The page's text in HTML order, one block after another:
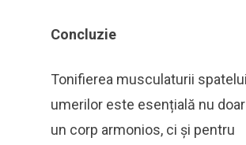
Concluzie
Tonifierea musculaturii
umerilor este esențială nu
un corp armonios, ci și pentru